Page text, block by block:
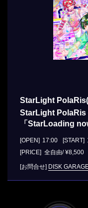
StarLight
StarLight PolaRis
「StarLoading
[OPEN] 17:00 [START]
[PRICE] 全自由/ ¥8,500
[お問合せ] DISK